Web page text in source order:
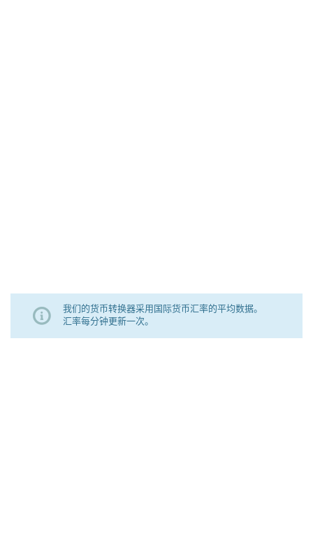
我们的货币转换器采用国际货币汇率的平均数据。
汇率每分钟更新一次。